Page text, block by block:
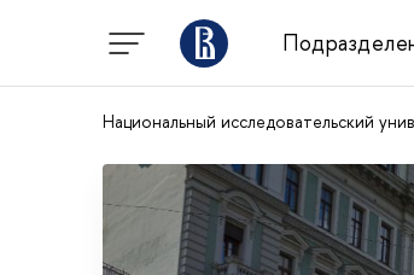
Национальный исследовательский